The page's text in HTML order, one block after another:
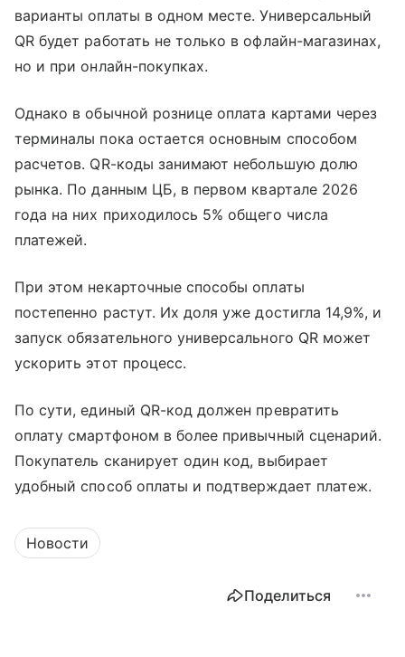
варианты оплаты в одном месте. Универсальный
QR будет работать не только в офлайн-магазинах,
но и при онлайн-покупках.
Однако в обычной рознице оплата картами через
терминалы пока остается основным способом
расчетов. QR-коды занимают небольшую долю
рынка. По данным ЦБ, в первом квартале 2026
года на них приходилось 5% общего числа
платежей.
При этом некарточные способы оплаты
постепенно растут. Их доля уже достигла 14,9%, и
запуск обязательного универсального QR может
ускорить этот процесс.
По сути, единый QR-код должен превратить
оплату смартфоном в более привычный сценарий.
Покупатель сканирует один код, выбирает
удобный способ оплаты и подтверждает платеж.
Новости
Поделиться